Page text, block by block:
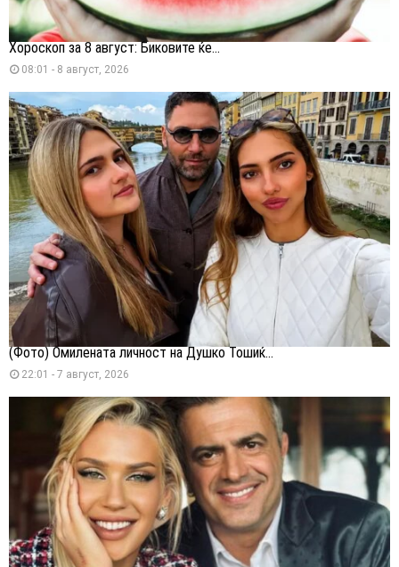
Хороскоп за 8 август: Биковите ќе...
08:01 - 8 август, 2026
(Фото) Омилената личност на Душко Тошиќ...
22:01 - 7 август, 2026